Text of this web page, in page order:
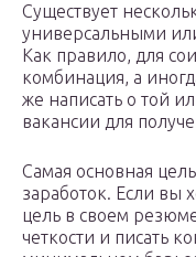
Существует
универсальными
Как правило, для
комбинация, а
же написать о той
вакансии для
Самая основная
заработок. Если вы
цель в своем
четкости и писать